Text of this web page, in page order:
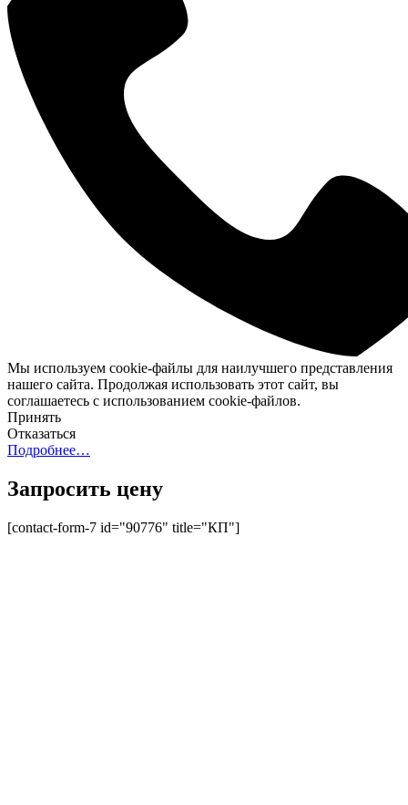
Мы используем cookie-файлы для наилучшего представления
нашего сайта. Продолжая использовать этот сайт, вы
соглашаетесь с использованием cookie-файлов.
Принять
Отказаться
Подробнее…
Запросить цену
[contact-form-7 id="90776" title="КП"]